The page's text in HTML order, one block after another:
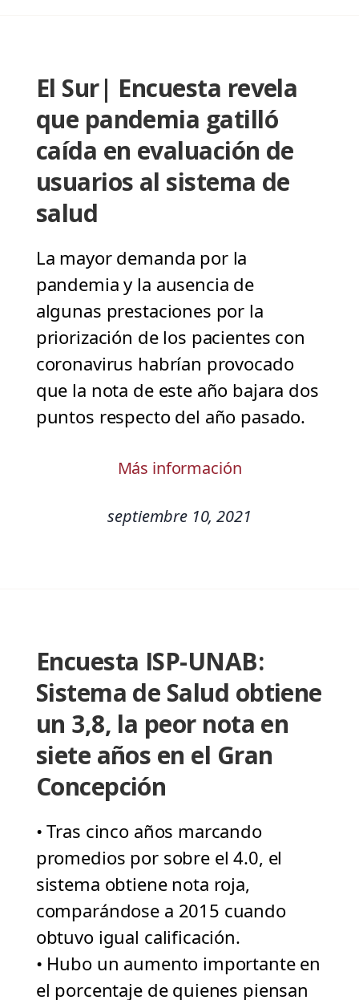
El Sur| Encuesta revela
que pandemia gatilló
caída en evaluación de
usuarios al sistema de
salud
La mayor demanda por la
pandemia y la ausencia de
algunas prestaciones por la
priorización de los pacientes con
coronavirus habrían provocado
que la nota de este año bajara dos
puntos respecto del año pasado.
Más información
septiembre 10, 2021
Encuesta ISP-UNAB:
Sistema de Salud obtiene
un 3,8, la peor nota en
siete años en el Gran
Concepción
• Tras cinco años marcando
promedios por sobre el 4.0, el
sistema obtiene nota roja,
comparándose a 2015 cuando
obtuvo igual calificación.
• Hubo un aumento importante en
el porcentaje de quienes piensan